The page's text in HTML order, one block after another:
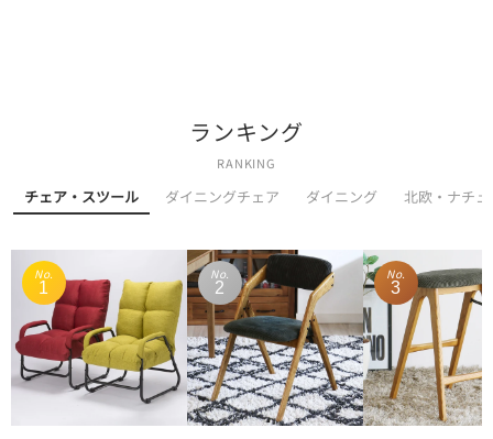
ランキング
RANKING
チェア・スツール ダイニングチェア ダイニング 北欧・ナチ
No.
1
No.
2
No.
3